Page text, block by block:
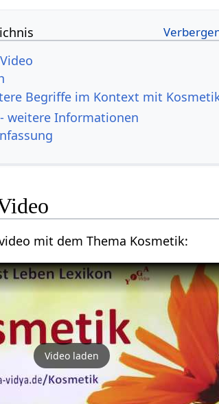
Kosmetik‏‎ Video
Kosmetik‏‎ - weitere Informationen
Video
Kurzes Vortragsvideo mit dem Thema Kosmetik‏‎:
Video laden